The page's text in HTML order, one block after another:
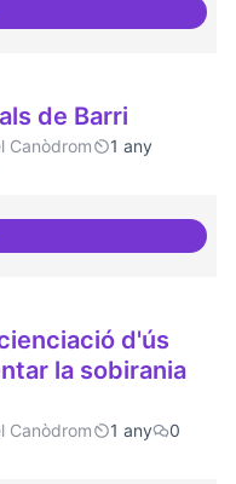
acompanyament periòdic
de Barri
Canòdrom
1 any
FLOSS a Casals de
d'ús
la sobirania
Canòdrom 1 any
0